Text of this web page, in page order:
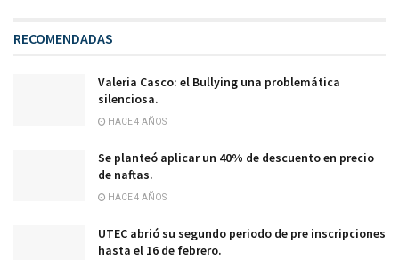
RECOMENDADAS
Valeria Casco: el Bullying una problemática
silenciosa.
HACE 4 AÑOS
Se planteó aplicar un 40% de descuento en precio
de naftas.
HACE 4 AÑOS
UTEC abrió su segundo periodo de pre inscripciones
hasta el 16 de febrero.